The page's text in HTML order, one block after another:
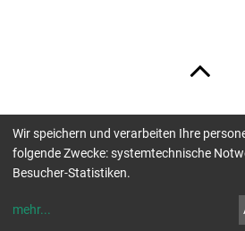
Unsere Zahlungsmöglichkeiten
Wir speichern und verarbeiten Ihre
folgende Zwecke: systemtechnische
Besucher-Statistiken.
mehr...